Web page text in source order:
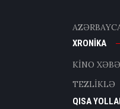
XRONİKA
KİNO
TEZLİKLƏ
QISA